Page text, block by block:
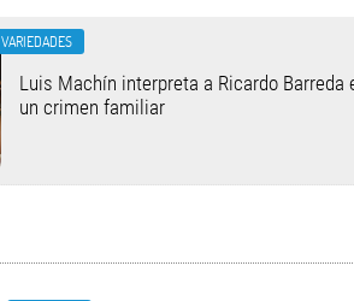
VARIEDADES
Luis Machín interpreta a Ricardo Barreda
un crimen familiar